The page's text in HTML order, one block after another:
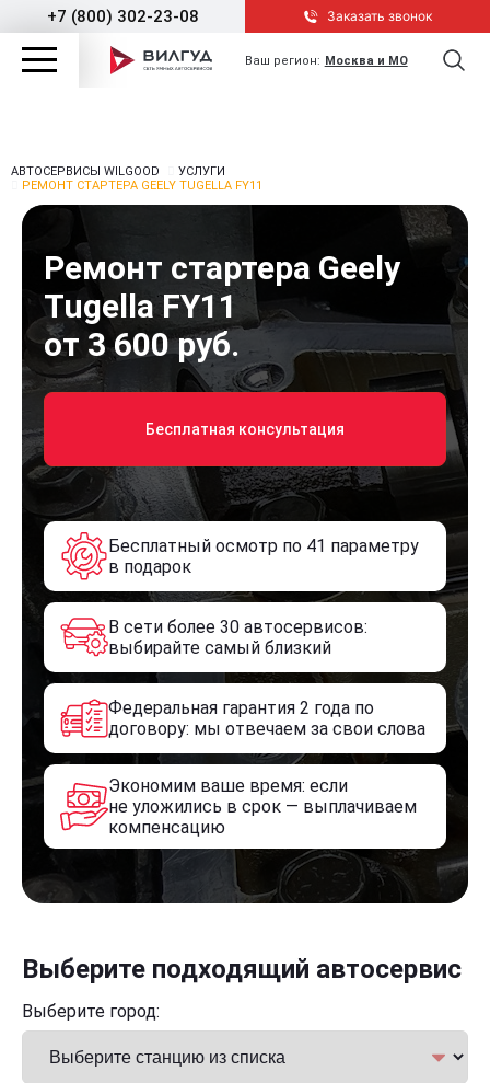
+7 (800) 302-23-08 Заказать звонок
Ваш регион: Москва и МО
АВТОСЕРВИСЫ WILGOOD
УСЛУГИ
РЕМОНТ СТАРТЕРА GEELY TUGELLA FY11
Ремонт стартера Geely
Tugella FY11
от 3 600 руб.
Бесплатная консультация
Бесплатный осмотр по 41 параметру
в подарок
В сети более 30 автосервисов:
выбирайте самый близкий
Федеральная гарантия 2 года по
договору: мы отвечаем за свои слова
Экономим ваше время: если
не уложились в срок — выплачиваем
компенсацию
Выберите подходящий автосервис
Выберите город: